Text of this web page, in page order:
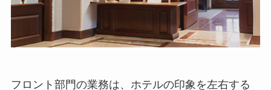
フロント部門の業務は、ホテルの印象を左右する